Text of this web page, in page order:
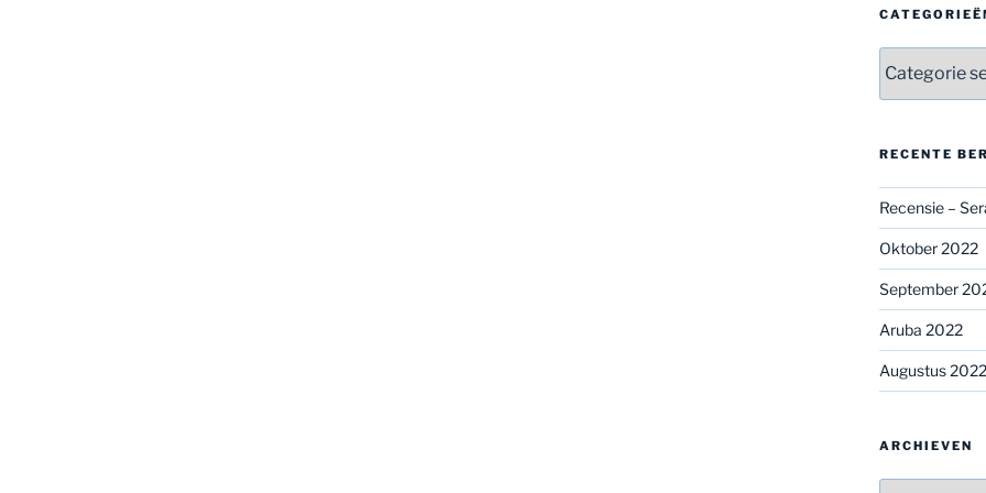
RECENTE
Recensie –
Oktober 2022
September
Aruba 2022
Augustus 2022
ARCHIEVEN